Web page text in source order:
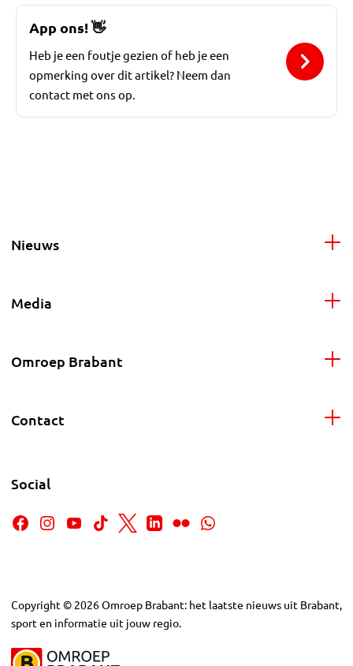
App ons!👋
Heb je een foutje gezien of heb je een
opmerking over dit artikel? Neem dan
contact met ons op.
Nieuws
Media
Omroep Brabant
Contact
Social
Copyright © 2026Omroep Brabant: het laatste nieuws uit Brabant,
sport en informatie uit jouw regio.